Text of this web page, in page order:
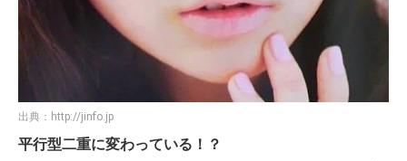
出典： http://jinfo.jp
平行型二重に変わっている！？